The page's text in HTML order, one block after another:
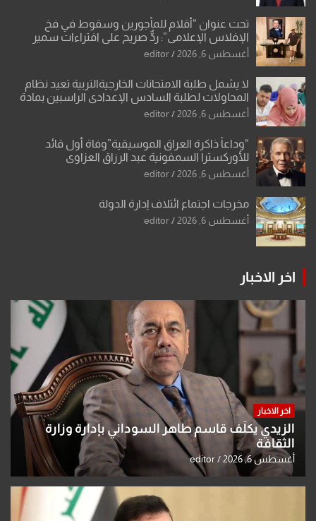
تحت عنوان “أقلام للمأجورين وسقوط في فخ
الإفلاس الإعلامي”: ردٌّ صريح على افتراءات سمير
الشكرجي
أغسطس 6, 2026 editor
لا يشمل طلبة الامتحانات الخارجيةالتربية تعيد نظام
المحاولات لطلبة السادس الإعدادي الراسبين بمادة
أو مادتين
أغسطس 6, 2026 editor
“وداعاً ذاكرة العراق الموسيقية”وفاة أول قائد
للأوركسترا السمفونية عبد الرزاق العزاوي
أغسطس 6, 2026 editor
مخرجات اجتماع ائتلاف إدارة الدولة
أغسطس 6, 2026 editor
اخر الاخبار
اخر الاخبار
الزيدي يكلّف قاسم طاهر السوداني بإدارة وزارة
الثقافة
أغسطس 6, 2026 editor